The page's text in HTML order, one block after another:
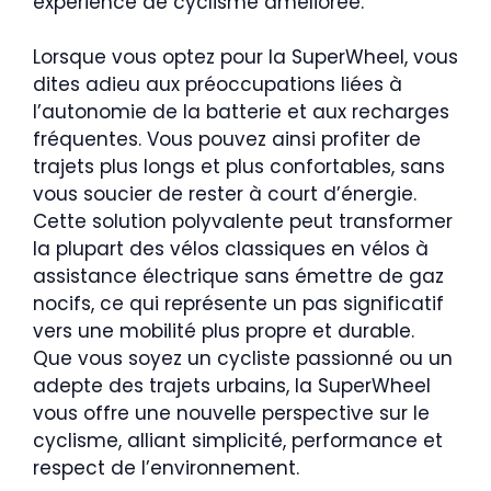
Lorsque vous optez pour la SuperWheel, vous
dites adieu aux préoccupations liées à
l’autonomie de la batterie et aux recharges
fréquentes. Vous pouvez ainsi profiter de
trajets plus longs et plus confortables, sans
vous soucier de rester à court d’énergie.
Cette solution polyvalente peut transformer
la plupart des vélos classiques en vélos à
assistance électrique sans émettre de gaz
nocifs, ce qui représente un pas significatif
vers une mobilité plus propre et durable.
Que vous soyez un cycliste passionné ou un
adepte des trajets urbains, la SuperWheel
vous offre une nouvelle perspective sur le
cyclisme, alliant simplicité, performance et
respect de l’environnement.